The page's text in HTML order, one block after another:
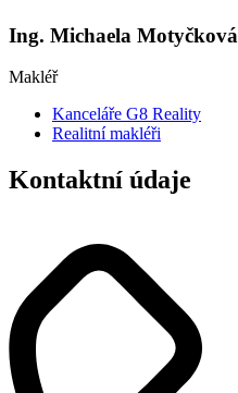
Ing. Michaela Motyčková
Makléř
Kanceláře G8 Reality
Realitní makléři
Kontaktní údaje